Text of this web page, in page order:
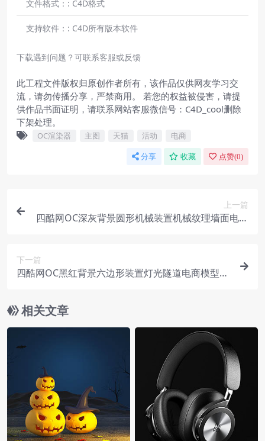
文件格式：: C4D格式
支持软件：: C4D所有版本软件
下载遇到问题？可联系客服或反馈
此工程文件版权归原创作者所有，该作品仅供网友学习交
流，请勿传播分享，严禁商用。 若您的权益被侵害，请提
供作品书面证明，请联系网站客服微信号：C4D_cool删除
下架处理。
OC渲染器 主图 天猫 活动 电商
分享 收藏 点赞(0)
上一篇
四酷网OC深灰背景圆形机械装置机械纹理墙面电商
下一篇
四酷网OC黑红背景六边形装置灯光隧道电商模型工
相关文章